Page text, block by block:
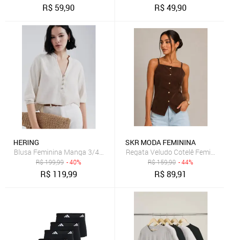
R$ 59,90 R$49,90
HERING
Blusa Feminina Manga 3/4 Em Viscolinho
R$199,99 - 40%
R$ 119,99
SKR MODA FEMININA
Regata Veludo Cotelê Feminina
R$159,90 - 44%
R$89,91